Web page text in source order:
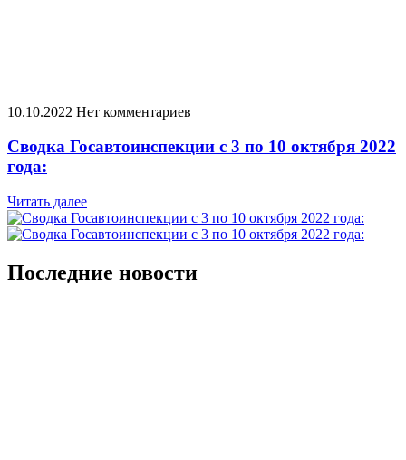
10.10.2022 Нет комментариев
Сводка Госавтоинспекции с 3 по 10 октября 2022
года:
Читать далее
Последние новости